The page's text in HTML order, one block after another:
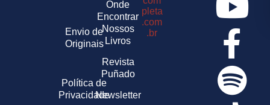
Envio de
Originais
Política de
Privacidade
Onde
Encontrar
Nossos
Livros
Revista
Puñado
Newsletter
pleta
.com
.br